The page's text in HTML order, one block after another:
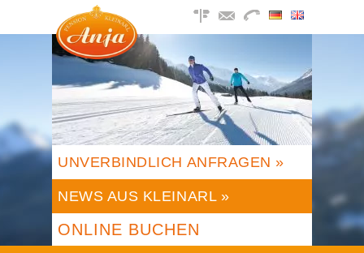
NEWS AUS KLEINARL »
UNVERBINDLICH ANFRAGEN »
ONLINE BUCHEN